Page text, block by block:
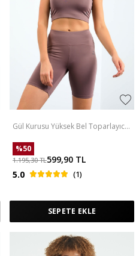
Gül Kurusu Yüksek Bel Toparlayıcı
Takım - 95302
%50
1.195,30TL599,90 TL
5.0
(1)
SEPETE EKLE